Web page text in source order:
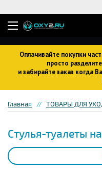
Оплачивайте покупки
просто
и забирайте заказ когда
Главная ТОВАРЫ ДЛЯ
Стулья-туалеты